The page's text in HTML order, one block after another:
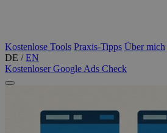
Kostenlose Tools Praxis-Tipps Über mich
DE / EN
Kostenloser Google Ads Check